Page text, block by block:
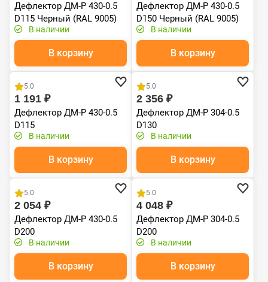
Дефлектор ДМ-Р 430-0.5
D115 Черный (RAL 9005)
эмаль Т до 600С*
В наличии
В корзину
Дефлектор ДМ-Р 430-0.5
D150 Черный (RAL 9005)
эмаль Т до 600С*
В наличии
В корзину
Хит продаж
5.0
1 191 ₽
Дефлектор ДМ-Р 430-0.5
D115
В наличии
В корзину
5.0
2 356 ₽
Дефлектор ДМ-Р 304-0.5
D130
В наличии
В корзину
Хит продаж
5.0
2 054 ₽
Дефлектор ДМ-Р 430-0.5
D200
В наличии
В корзину
Хит продаж
5.0
4 048 ₽
Дефлектор ДМ-Р 304-0.5
D200
В наличии
В корзину
Хит продаж Хит продаж